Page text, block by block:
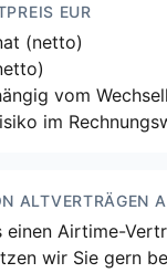
EUR
(netto)
vom
im
ALTVERTRÄGEN
einen Airtime-
wir Sie gern